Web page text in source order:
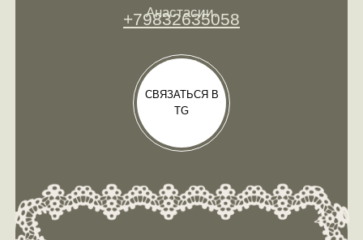
+79832635058
Анастасии.
СВЯЗАТЬСЯ В
TG